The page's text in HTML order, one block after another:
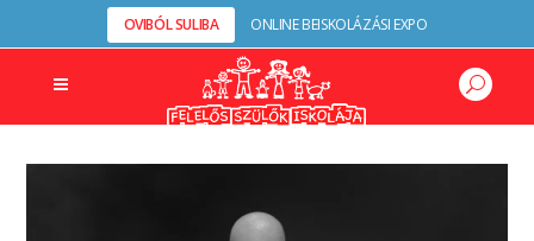
OVIBÓL SULIBA ONLINE BEISKOLÁZÁSI EXPO